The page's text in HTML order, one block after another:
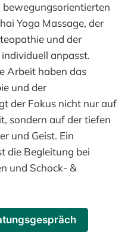
Yoga Massage, der
und der
anpasst.
Arbeit haben das
und der
der Fokus nicht nur auf
sondern auf der tiefen
und Geist. Ein
die Begleitung bei
und Schock- &